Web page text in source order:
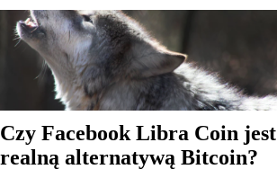
Czy Facebook Libra Coin jest
realną alternatywą Bitcoin?